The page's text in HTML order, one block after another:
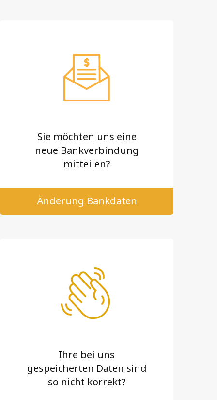
Sie möchten uns eine
neue Bankverbindung
mitteilen?
Änderung Bankdaten
Ihre bei uns
gespeicherten Daten sind
so nicht korrekt?